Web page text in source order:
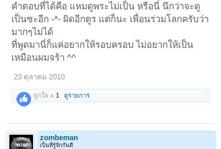
คำตอบที่ได้คือ แหมดูพระไม่เป็น หรือนี่ นึกว่าจะดู
เป็นซะอีก -*- ผิดอีกตูร แต่ก็นะ เพื่อนร่วมโลกครับว่า
มากๆไม่ได้
ที่พูดมานี่ก็แค่อยากให้รอบครอบ ไม่อยากให้เป็น
เหมือนผมจร้า ^^
23 ตุลาคม 2010
ถูกใจ x 1 ดูรายการ
zombeman
เป็นที่รู้จักกันดี